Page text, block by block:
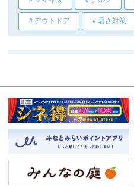
＃アウトドア ＃暑さ対策